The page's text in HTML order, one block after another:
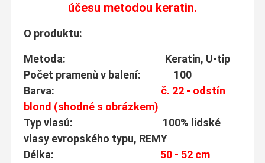
účesu metodou keratin.
O produktu:
Metoda: Keratin, U-tip
Počet pramenů v balení: 100
Barva: č. 22 - odstín
blond (shodné s obrázkem)
Typ vlasů: 100% lidské
vlasy evropského typu, REMY
Délka:
50 - 52 cm